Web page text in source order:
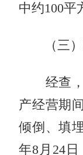
中约100平
（三）
经查，
产经营期
倾倒、填
年8月24